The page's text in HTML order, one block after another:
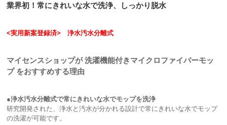
業界初！常にきれいな水で洗浄、しっかり脱水
<実用新案登録済> 浄水汚水分離式
マイセンスショップが 洗濯機能付きマイクロファイバーモッ
プ をおすすめする理由
●浄水汚水分離式で常にきれいな水でモップを洗浄
研究開発された、浄水と汚水が分かれる設計で常にきれいな水でモップ
の洗濯が可能です。